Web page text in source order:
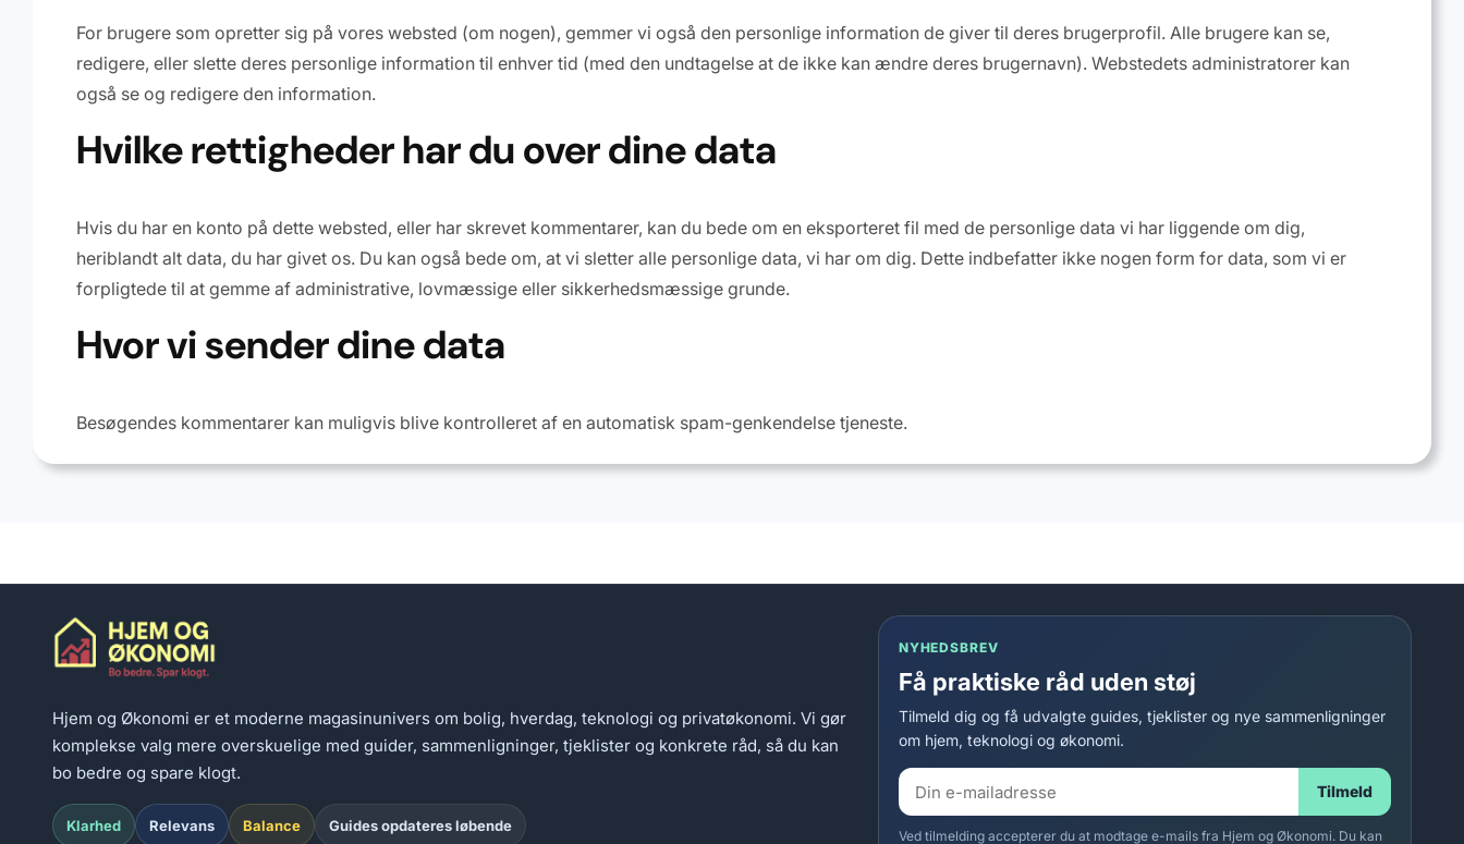
For brugere som opretter sig på vores websted (om nogen), gemmer vi også den personlige information de giver til deres brugerprofil. Alle brugere kan se,
redigere, eller slette deres personlige information til enhver tid (med den undtagelse at de ikke kan ændre deres brugernavn). Webstedets administratorer kan
også se og redigere den information.
Hvilke rettigheder har du over dine data
Hvis du har en konto på dette websted, eller har skrevet kommentarer, kan du bede om en eksporteret fil med de personlige data vi har liggende om dig,
heriblandt alt data, du har givet os. Du kan også bede om, at vi sletter alle personlige data, vi har om dig. Dette indbefatter ikke nogen form for data, som vi er
forpligtede til at gemme af administrative, lovmæssige eller sikkerhedsmæssige grunde.
Hvor vi sender dine data
Besøgendes kommentarer kan muligvis blive kontrolleret af en automatisk spam-genkendelse tjeneste.
Hjem og Økonomi er et moderne magasinunivers om bolig, hverdag, teknologi og privatøkonomi. Vi gør
komplekse valg mere overskuelige med guider, sammenligninger, tjeklister og konkrete råd, så du kan
bo bedre og spare klogt.
Klarhed Relevans Balance Guides opdateres løbende
NYHEDSBREV
Få praktiske råd uden støj
Tilmeld dig og få udvalgte guides, tjeklister og nye sammenligninger
om hjem, teknologi og økonomi.
Tilmeld
Ved tilmelding accepterer du at modtage e-mails fra Hjem og Økonomi. Du kan